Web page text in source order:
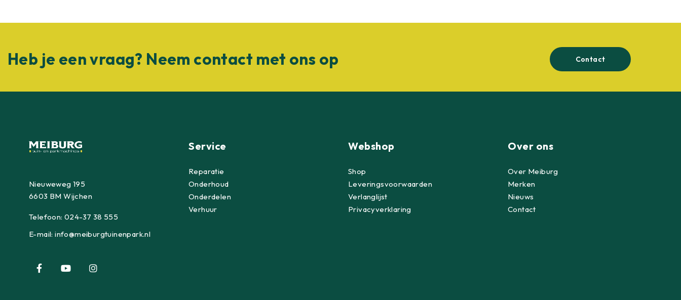
Heb je een vraag? Neem contact met ons op Contact
Nieuweweg 195
6603 BM Wijchen
Telefoon:024-37 38 555
E-mail:info@meiburgtuinenpark.nl
Service
Reparatie
Onderhoud
Onderdelen
Verhuur
Webshop
Shop
Leveringsvoorwaarden
Verlanglijst
Privacyverklaring
Over ons
Over Meiburg
Merken
Nieuws
Contact